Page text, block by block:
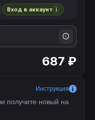
Вход в аккаунт i
687 ₽
получите новый на
Инструкция